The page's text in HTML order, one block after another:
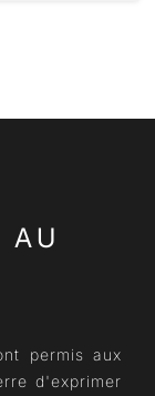
AU
permis aux
d'exprimer